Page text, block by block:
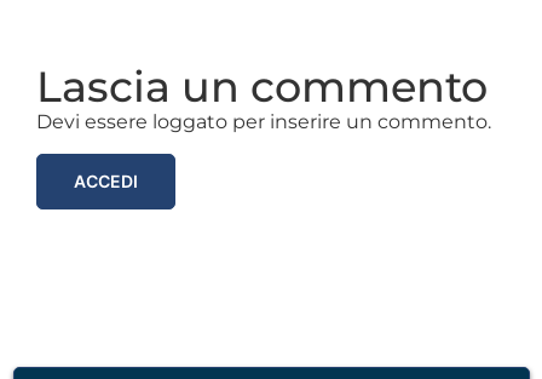
Lascia un commento
Devi essere loggato per inserire un commento.
ACCEDI